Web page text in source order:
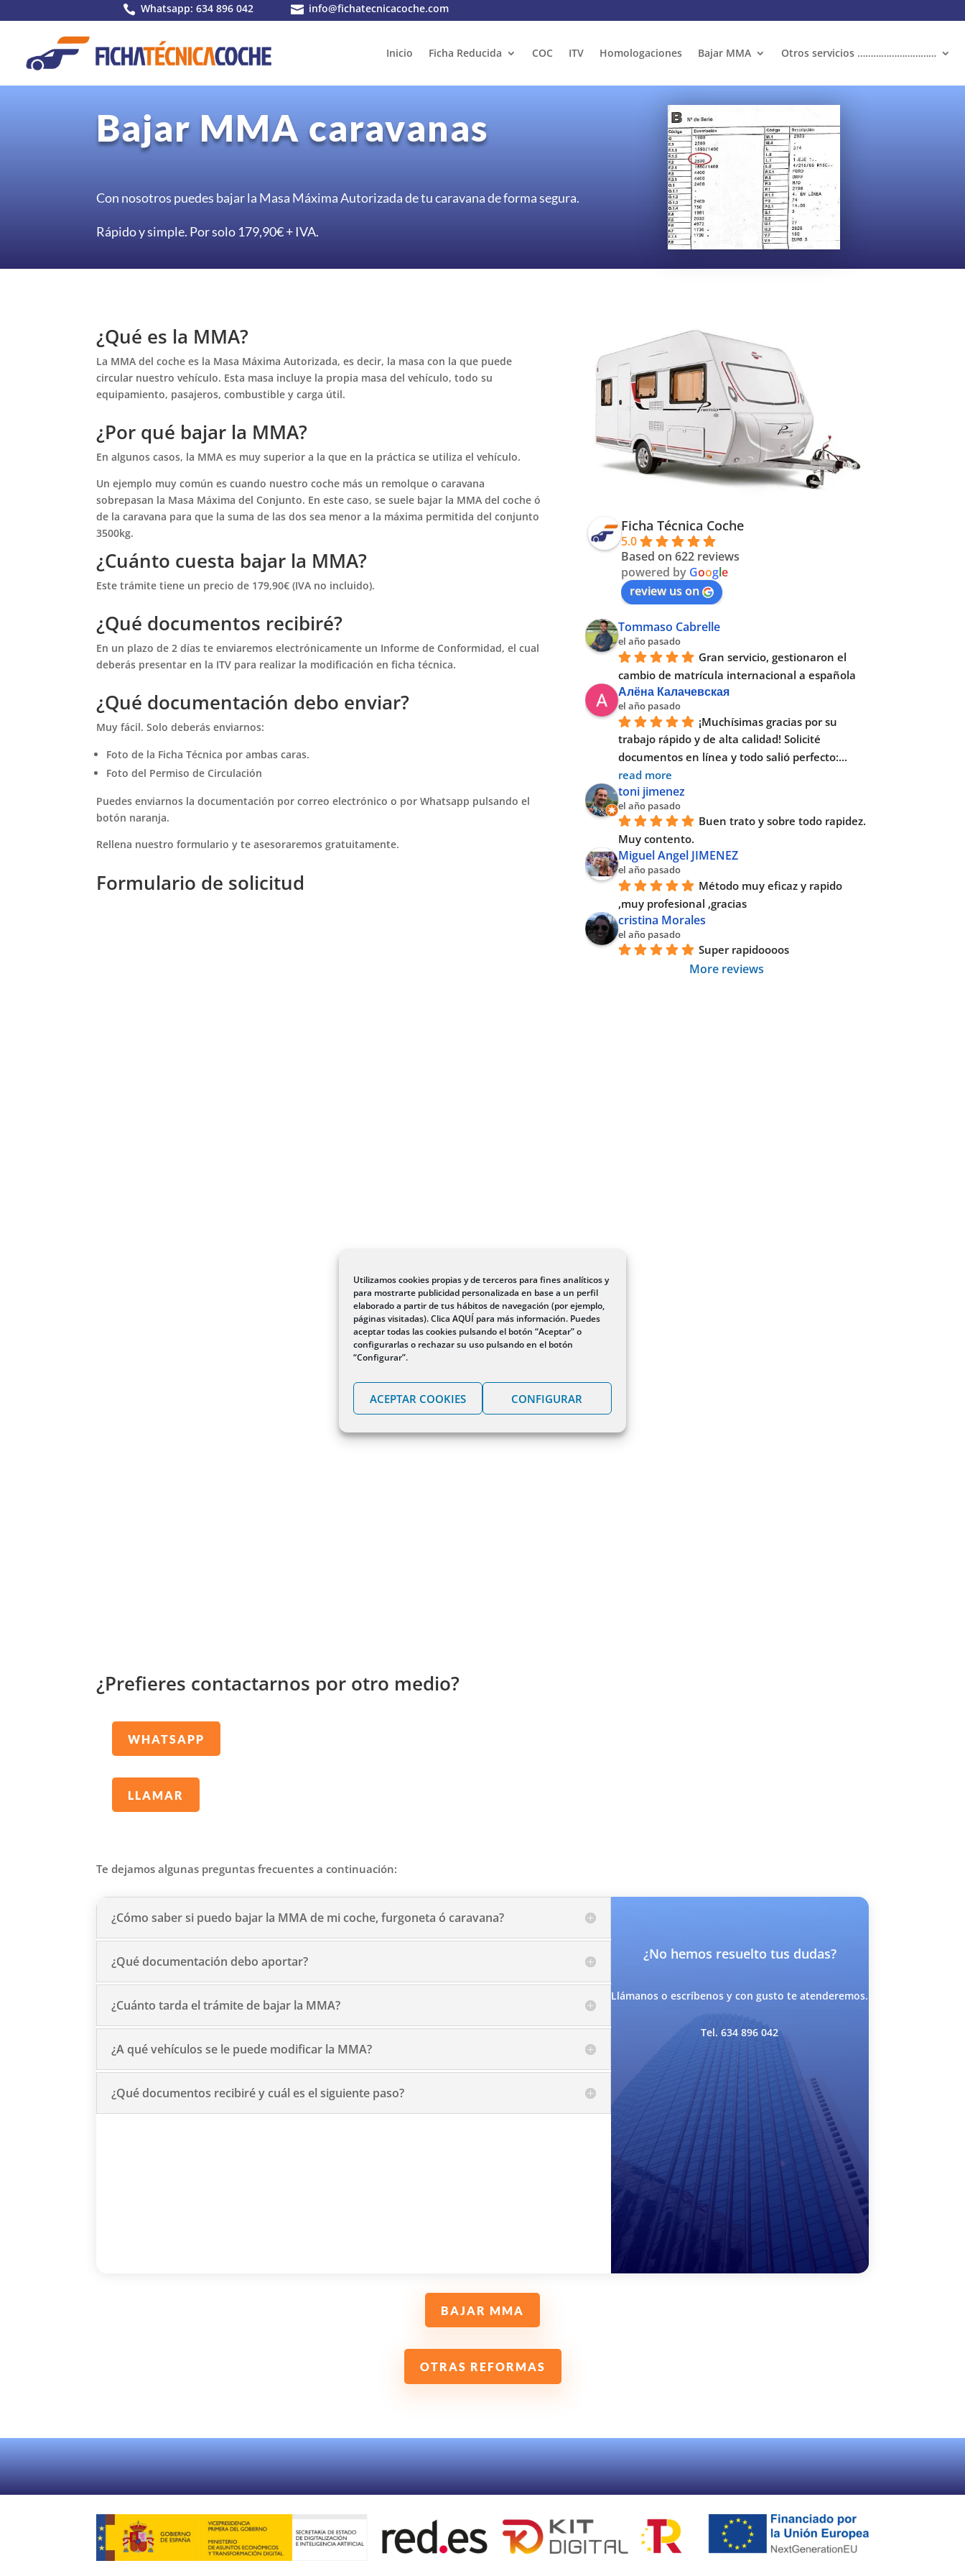
Utilizamos cookies propias y de terceros para fines analíticos y
para mostrarte publicidad personalizada en base a un perfil
elaborado a partir de tus hábitos de navegación (por ejemplo,
páginas visitadas). Clica AQUÍ para más información. Puedes
aceptar todas las cookies pulsando el botón “Aceptar” o
configurarlas o rechazar su uso pulsando en el botón
“Configurar”.
ACEPTAR COOKIES CONFIGURAR
 Whatsapp: 634 896 042  info@fichatecnicacoche.com
Inicio Ficha Reducida COC ITV Homologaciones Bajar MMA Otros servicios …………………………
Bajar MMA caravanas
Con nosotros puedes bajar la Masa Máxima Autorizada de tu caravana de forma segura.
Rápido y simple. Por solo 179,90€ + IVA.
¿Qué es la MMA?
La MMA del coche es la Masa Máxima Autorizada, es decir, la masa con la que puede
circular nuestro vehículo. Esta masa incluye la propia masa del vehículo, todo su
equipamiento, pasajeros, combustible y carga útil.
¿Por qué bajar la MMA?
En algunos casos, la MMA es muy superior a la que en la práctica se utiliza el vehículo.
Un ejemplo muy común es cuando nuestro coche más un remolque o caravana
sobrepasan la Masa Máxima del Conjunto. En este caso, se suele bajar la MMA del coche ó
de la caravana para que la suma de las dos sea menor a la máxima permitida del conjunto
3500kg.
¿Cuánto cuesta bajar la MMA?
Este trámite tiene un precio de 179,90€ (IVA no incluido).
¿Qué documentos recibiré?
En un plazo de 2 días te enviaremos electrónicamente un Informe de Conformidad, el cual
deberás presentar en la ITV para realizar la modificación en ficha técnica.
¿Qué documentación debo enviar?
Muy fácil. Solo deberás enviarnos:
Foto de la Ficha Técnica por ambas caras.
Foto del Permiso de Circulación
Puedes enviarnos la documentación por correo electrónico o por Whatsapp pulsando el
botón naranja.
Rellena nuestro formulario y te asesoraremos gratuitamente.
Formulario de solicitud
¿Prefieres contactarnos por otro medio?
WHATSAPP
LLAMAR
Te dejamos algunas preguntas frecuentes a continuación:
Ficha Técnica Coche
5.0
Based on 622 reviews
powered by Google
review us on
Tommaso Cabrelle
el año pasado
Gran servicio, gestionaron el
cambio de matrícula internacional a española
Алёна Калачевская
el año pasado
¡Muchísimas gracias por su
trabajo rápido y de alta calidad! Solicité
documentos en línea y todo salió perfecto:
read more
toni jimenez
el año pasado
Buen trato y sobre todo rapidez.
Muy contento.
Miguel Angel JIMENEZ
el año pasado
Método muy eficaz y rapido
,muy profesional ,gracias
cristina Morales
el año pasado
Super rapidoooos
More reviews
¿Cómo saber si puedo bajar la MMA de mi coche, furgoneta ó caravana?
¿Qué documentación debo aportar?
¿Cuánto tarda el trámite de bajar la MMA?
¿A qué vehículos se le puede modificar la MMA?
¿Qué documentos recibiré y cuál es el siguiente paso?
¿No hemos resuelto tus dudas?
Llámanos o escríbenos y con gusto te atenderemos.
Tel. 634 896 042
BAJAR MMA
OTRAS REFORMAS